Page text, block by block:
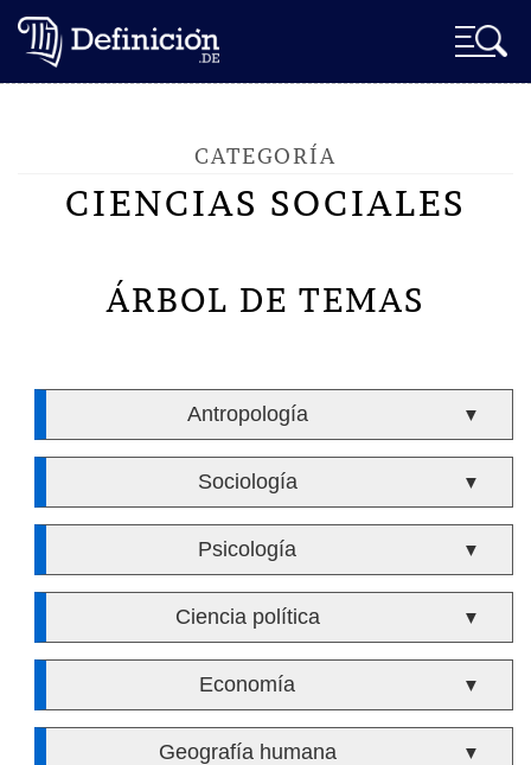
CATEGORÍA
CIENCIAS SOCIALES
ÁRBOL DE TEMAS
Antropología ▼
Sociología ▼
Psicología ▼
Ciencia política ▼
Economía ▼
Geografía humana ▼